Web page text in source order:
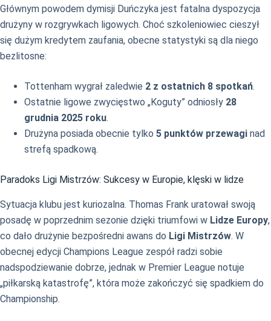
Głównym powodem dymisji Duńczyka jest fatalna dyspozycja
drużyny w rozgrywkach ligowych. Choć szkoleniowiec cieszył
się dużym kredytem zaufania, obecne statystyki są dla niego
bezlitosne:
Tottenham wygrał zaledwie 2 z ostatnich 8 spotkań.
Ostatnie ligowe zwycięstwo „Koguty” odniosły 28
grudnia 2025 roku.
Drużyna posiada obecnie tylko 5 punktów przewagi nad
strefą spadkową.
Paradoks Ligi Mistrzów: Sukcesy w Europie, klęski w lidze
Sytuacja klubu jest kuriozalna. Thomas Frank uratował swoją
posadę w poprzednim sezonie dzięki triumfowi w Lidze Europy,
co dało drużynie bezpośredni awans do Ligi Mistrzów. W
obecnej edycji Champions League zespół radzi sobie
nadspodziewanie dobrze, jednak w Premier League notuje
„piłkarską katastrofę”, która może zakończyć się spadkiem do
Championship.